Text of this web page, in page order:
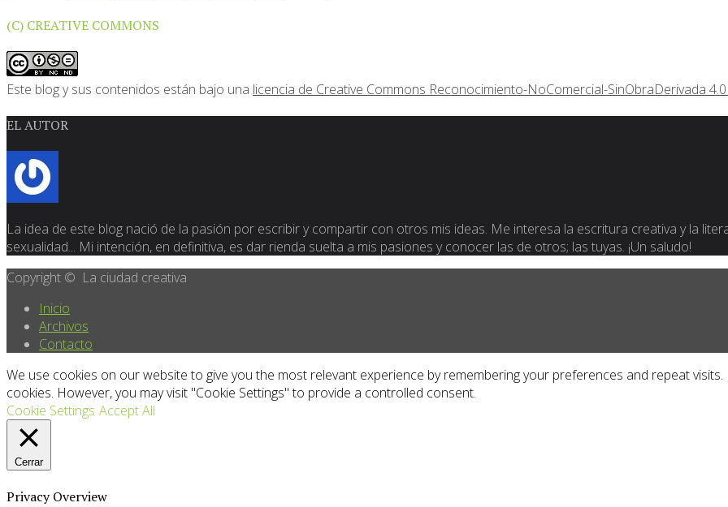
(C) CREATIVE COMMONS
Este blog y sus contenidos están bajo una licencia de Creative Commons Reconocimiento-NoComercial-SinObraDerivada
EL AUTOR
La idea de este blog nació de la pasión por escribir y compartir con otros mis ideas. Me interesa la escritura creativa y la
sexualidad... Mi intención, en definitiva, es dar rienda suelta a mis pasiones y conocer las de otros; las tuyas. ¡Un saludo!
Copyright © La ciudad creativa
Inicio
Archivos
Contacto
We use cookies on our website to give you the most relevant experience by remembering your preferences and repeat visits.
cookies. However, you may visit "Cookie Settings" to provide a controlled consent.
Cookie Settings Accept All
Cerrar
Privacy Overview